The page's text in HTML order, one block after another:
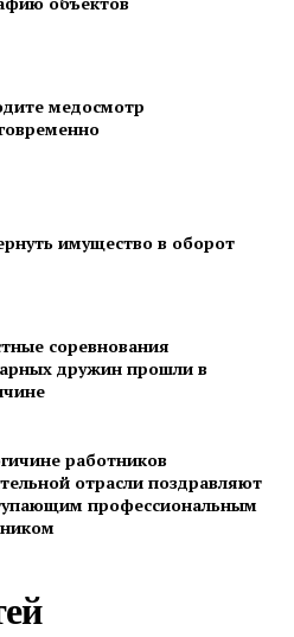
медосмотр
имущество в оборот
соревнования
дружин прошли в
работников
отрасли поздравляют
профессиональным